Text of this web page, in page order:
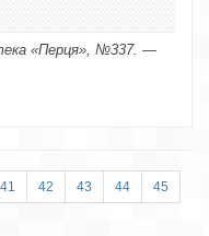
«Перця», №337. —
41 42 43 44 45